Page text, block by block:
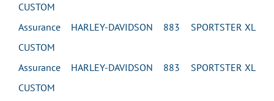
CUSTOM
Assurance HARLEY-DAVIDSON 883 SPORTSTER XL
CUSTOM
Assurance HARLEY-DAVIDSON 883 SPORTSTER XL
CUSTOM